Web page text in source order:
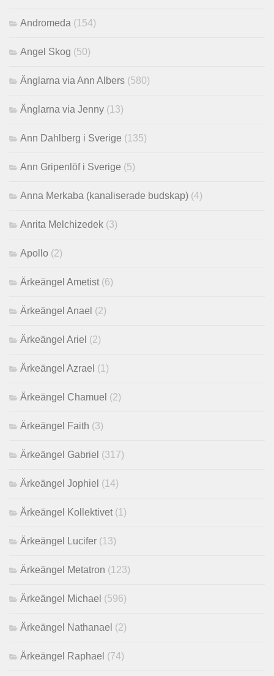
Andromeda (154)
Angel Skog (50)
Änglarna via Ann Albers (580)
Änglarna via Jenny (13)
Ann Dahlberg i Sverige (135)
Ann Gripenlöf i Sverige (5)
Anna Merkaba (kanaliserade budskap) (4)
Anrita Melchizedek (3)
Apollo (2)
Ärkeängel Ametist (6)
Ärkeängel Anael (2)
Ärkeängel Ariel (2)
Ärkeängel Azrael (1)
Ärkeängel Chamuel (2)
Ärkeängel Faith (3)
Ärkeängel Gabriel (317)
Ärkeängel Jophiel (14)
Ärkeängel Kollektivet (1)
Ärkeängel Lucifer (13)
Ärkeängel Metatron (123)
Ärkeängel Michael (596)
Ärkeängel Nathanael (2)
Ärkeängel Raphael (74)